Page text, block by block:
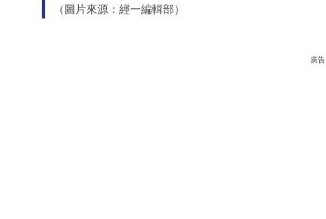
（圖片來源：經一編輯部）
廣告